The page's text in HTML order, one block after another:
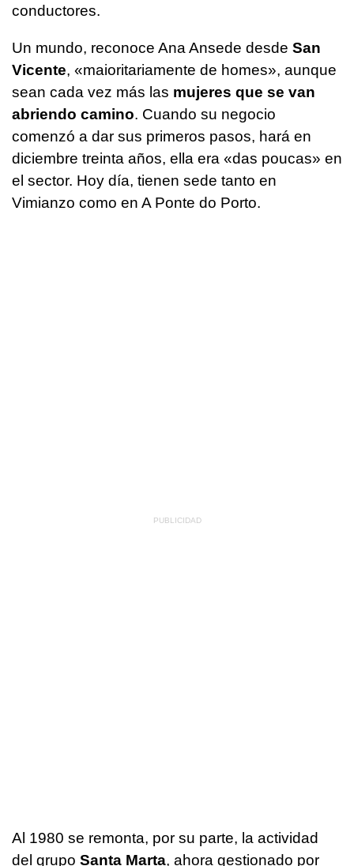
conductores.
Un mundo, reconoce Ana Ansede desde San
Vicente, «maioritariamente de homes», aunque
sean cada vez más las mujeres que se van
abriendo camino. Cuando su negocio
comenzó a dar sus primeros pasos, hará en
diciembre treinta años, ella era «das poucas» en
el sector. Hoy día, tienen sede tanto en
Vimianzo como en A Ponte do Porto.
Al 1980 se remonta, por su parte, la actividad
del grupo Santa Marta, ahora gestionado por